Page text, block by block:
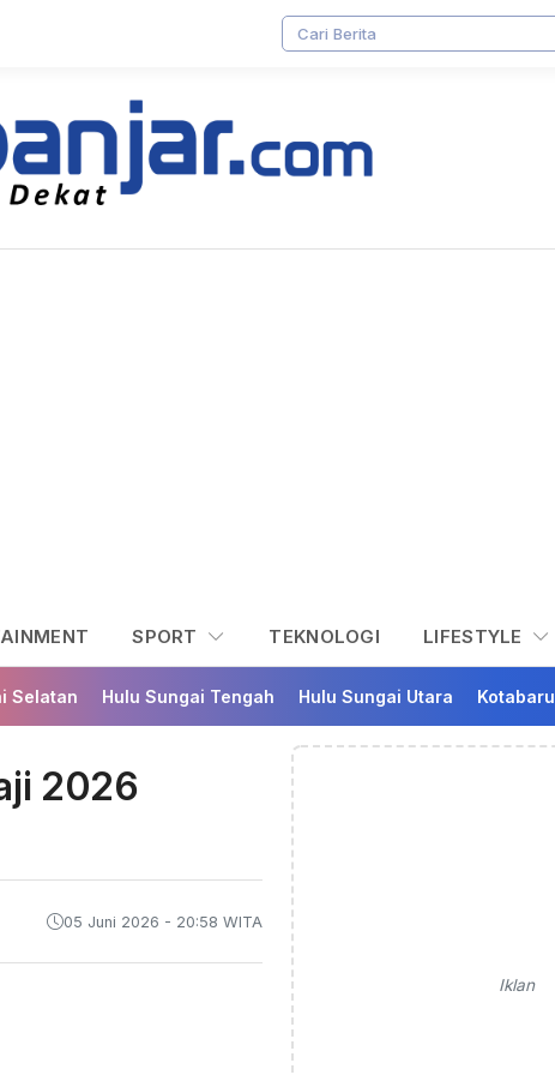
SPORT TEKNOLOGI LIFESTYLE
Selatan Hulu Sungai Tengah Hulu Sungai Utara Kotabaru
2026
05 Juni 2026 - 20:58 WITA
Iklan